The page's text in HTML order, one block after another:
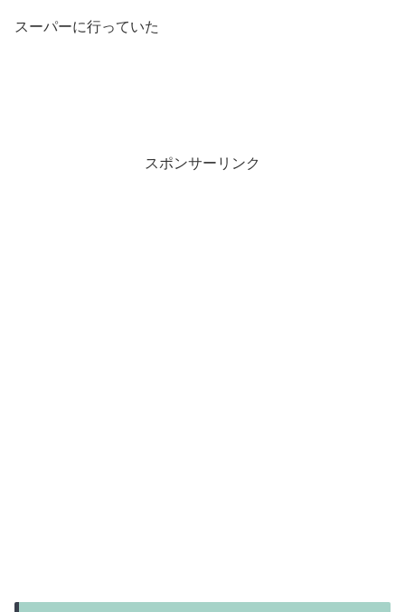
スーパーに行っていた
スポンサーリンク